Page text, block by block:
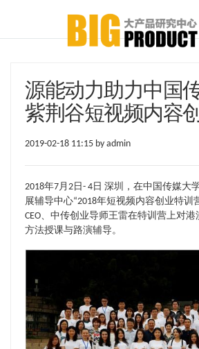
源能动力助力中国
紫荆谷短视频内容
2019-02-18 11:15 by admin
2018年7月2日- 4日 深圳，在中国传媒大
展辅导中心“2018年短视频内容创业特训
CEO、中传创业导师王雷在特训营上对
方法授课与路演辅导。